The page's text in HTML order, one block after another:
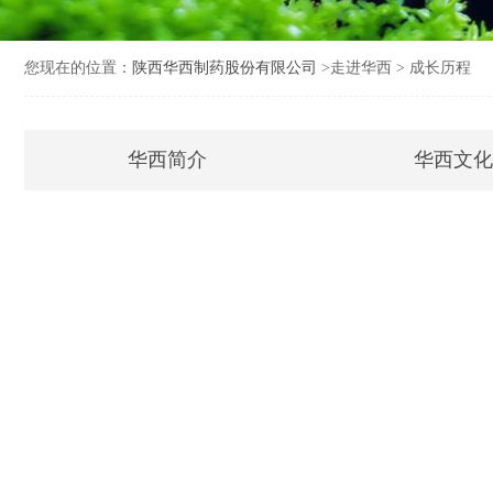
您现在的位置： 陕西华西制药股份有限公司 >走进华西 > 成长历程
华西简介 华西文化